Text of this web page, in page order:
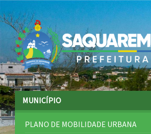
MUNICÍPIO
PLANO DE MOBILIDADE URBANA